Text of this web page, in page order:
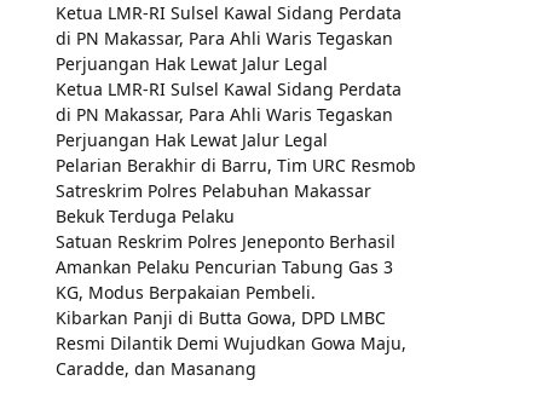
Ketua LMR-RI Sulsel Kawal Sidang Perdata
di PN Makassar, Para Ahli Waris Tegaskan
Perjuangan Hak Lewat Jalur Legal
Ketua LMR-RI Sulsel Kawal Sidang Perdata
di PN Makassar, Para Ahli Waris Tegaskan
Perjuangan Hak Lewat Jalur Legal
Pelarian Berakhir di Barru, Tim URC Resmob
Satreskrim Polres Pelabuhan Makassar
Bekuk Terduga Pelaku
Satuan Reskrim Polres Jeneponto Berhasil
Amankan Pelaku Pencurian Tabung Gas 3
KG, Modus Berpakaian Pembeli.
Kibarkan Panji di Butta Gowa, DPD LMBC
Resmi Dilantik Demi Wujudkan Gowa Maju,
Caradde, dan Masanang